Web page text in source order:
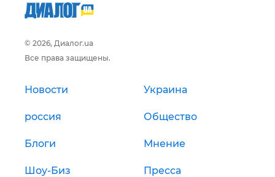
© 2026, Диалог.ua
Все права защищены.
Новости Украина
россия Общество
Блоги Мнение
Шоу-Биз Пресса